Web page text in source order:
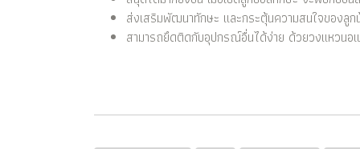
ส่งเสริมพัฒนาทักษะ และกระตุ้นความสนใจของลูก
สามารถยึดติดกับอุปกรณ์อื่นได้ง่าย ด้วยวงแหวนอ